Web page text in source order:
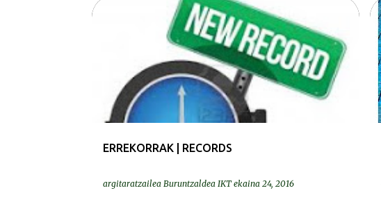
ERREKORRAK | RECORDS
argitaratzailea Buruntzaldea IKT ekaina 24, 2016
ERREKORRAK | RECORDS